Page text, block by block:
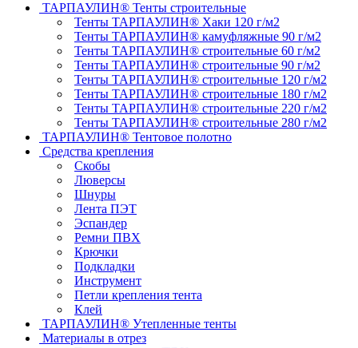
ТАРПАУЛИН® Тенты строительные
Тенты ТАРПАУЛИН® Хаки 120 г/м2
Тенты ТАРПАУЛИН® камуфляжные 90 г/м2
Тенты ТАРПАУЛИН® строительные 60 г/м2
Тенты ТАРПАУЛИН® строительные 90 г/м2
Тенты ТАРПАУЛИН® строительные 120 г/м2
Тенты ТАРПАУЛИН® строительные 180 г/м2
Тенты ТАРПАУЛИН® строительные 220 г/м2
Тенты ТАРПАУЛИН® строительные 280 г/м2
ТАРПАУЛИН® Тентовое полотно
Средства крепления
Скобы
Люверсы
Шнуры
Лента ПЭТ
Эспандер
Ремни ПВХ
Крючки
Подкладки
Инструмент
Петли крепления тента
Клей
ТАРПАУЛИН® Утепленные тенты
Материалы в отрез